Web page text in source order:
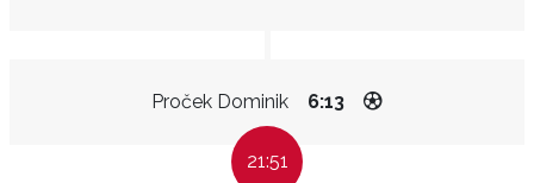
Proček Dominik 6:13
21:51